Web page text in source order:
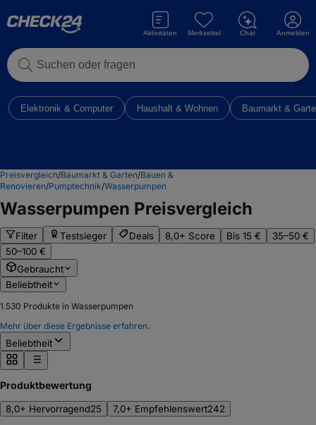
Suchen oder fragen
Aktivitäten Merkzettel Chat Anmelden
Elektronik & Computer Haushalt & Wohnen Baumarkt &
Preisvergleich/Baumarkt & Garten/Bauen &
Renovieren/Pumptechnik/Wasserpumpen
Wasserpumpen Preisvergleich
Filter Testsieger Deals 8,0+ Score Bis 15 €
35–50 €
50–100 €
Gebraucht
Beliebtheit
1.530 Produkte in Wasserpumpen
Mehr über diese Ergebnisse erfahren.
Beliebtheit
Produktbewertung
8,0+ Hervorragend25 7,0+ Empfehlenswert242